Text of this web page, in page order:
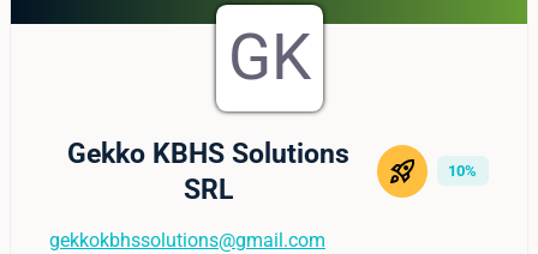
GK
Gekko KBHS Solutions
SRL
10%
gekkokbhssolutions@gmail.com